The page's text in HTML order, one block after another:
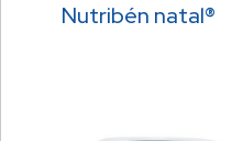
Nutribén natal®